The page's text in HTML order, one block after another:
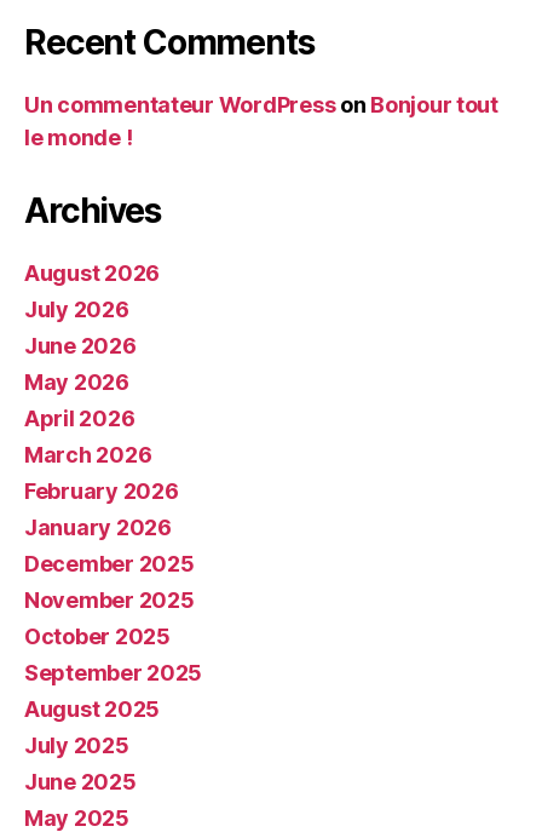
Recent Comments
Un commentateur WordPresson Bonjour tout
le monde !
Archives
August 2026
July 2026
June 2026
May 2026
April 2026
March 2026
February 2026
January 2026
December 2025
November 2025
October 2025
September 2025
August 2025
July 2025
June 2025
May 2025